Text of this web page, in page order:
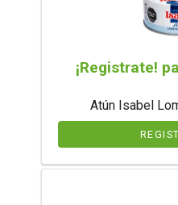
¡Registrate!
Atún Isabel